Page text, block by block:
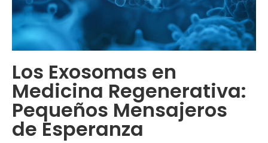
Los Exosomas en
Medicina Regenerativa:
Pequeños Mensajeros
de Esperanza